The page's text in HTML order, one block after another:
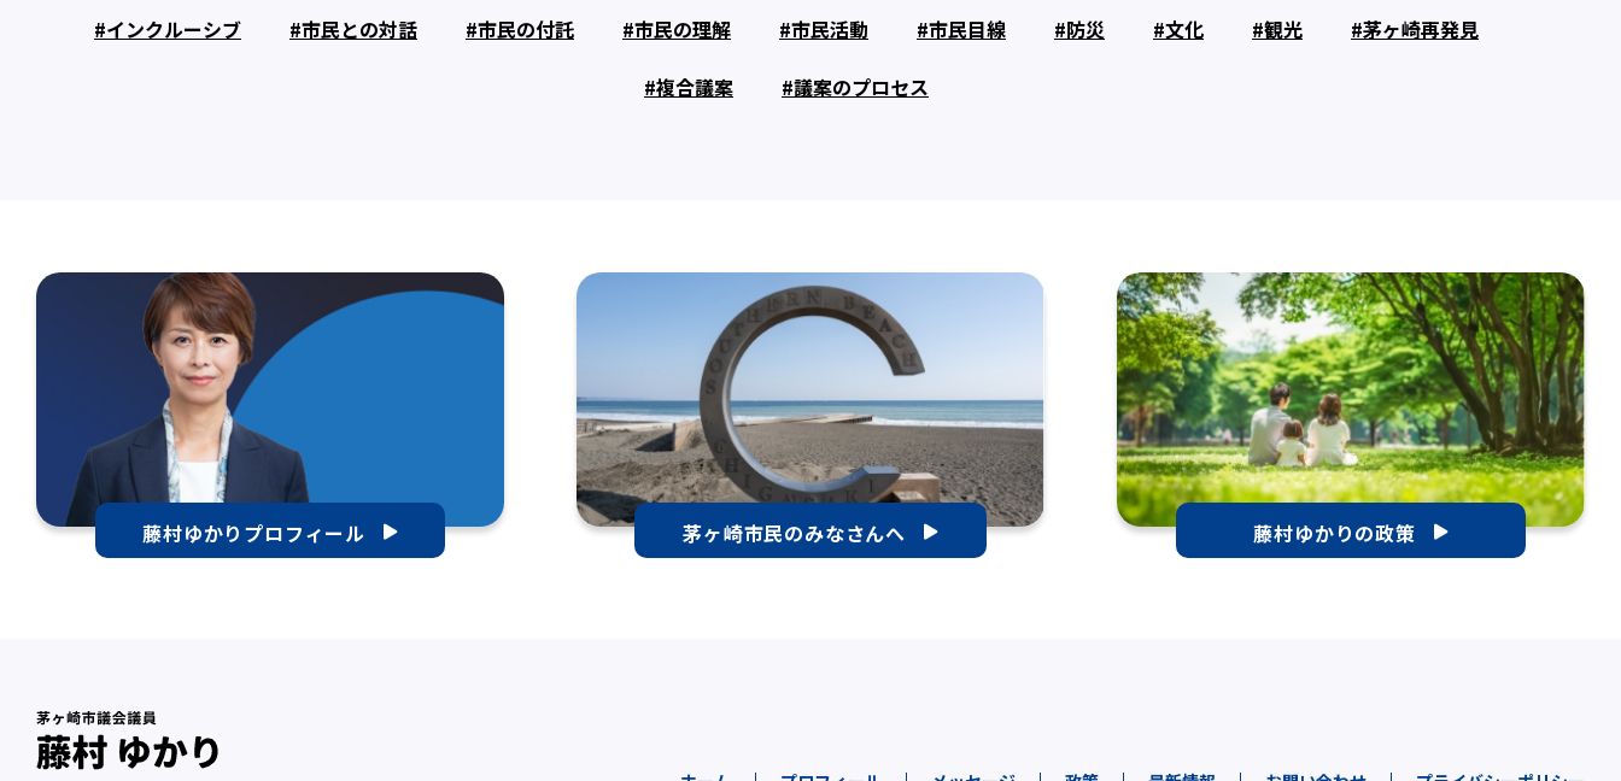
インクルーシブ
市民との対話 市民の付託 市民の理解 市民活動 市民目線 防災 文化 観光
茅ヶ崎再発見
複合議案
議案のプロセス
藤村ゆかりプロフィール 茅ヶ崎市民のみなさんへ 藤村ゆかりの政策